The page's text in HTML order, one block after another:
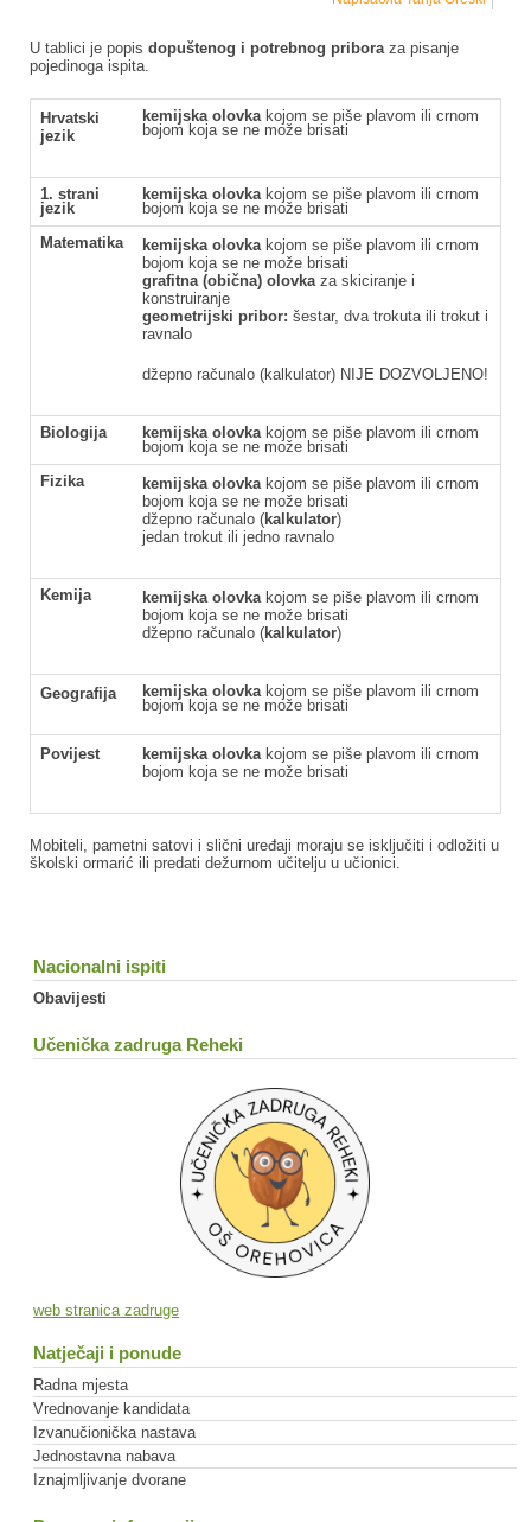
U tablici je popis dopuštenog i potrebnog priboraza pisanje
pojedinoga ispita.
Hrvatski
jezik
kemijska olovka kojom se piše plavom ili crnom
bojom koja se ne može brisati
1. strani
jezik
kemijska olovka kojom se piše plavom ili crnom
bojom koja se ne može brisati
Matematika
kemijska olovka kojom se piše plavom ili crnom
bojom koja se ne može brisati
grafitna (obična) olovka za skiciranje i
konstruiranje
geometrijski pribor: šestar, dva trokuta ili trokut i
ravnalo
džepno računalo (kalkulator) NIJE DOZVOLJENO!
Biologija kemijska olovka kojom se piše plavom ili crnom
bojom koja se ne može brisati
Fizika
kemijska olovka kojom se piše plavom ili crnom
bojom koja se ne može brisati
džepno računalo (kalkulator)
jedan trokut ili jedno ravnalo
Kemija kemijska olovka kojom se piše plavom ili crnom
bojom koja se ne može brisati
džepno računalo (kalkulator)
Geografija kemijska olovka kojom se piše plavom ili crnom
bojom koja se ne može brisati
Povijest kemijska olovka kojom se piše plavom ili crnom
bojom koja se ne može brisati
Mobiteli, pametni satovi i slični uređaji moraju se isključiti i odložiti u
školski ormarić ili predati dežurnom učitelju u učionici.
Nacionalni ispiti
Obavijesti
Učenička zadruga Reheki
web stranica zadruge
Natječaji i ponude
Radna mjesta
Vrednovanje kandidata
Izvanučionička nastava
Jednostavna nabava
Iznajmljivanje dvorane